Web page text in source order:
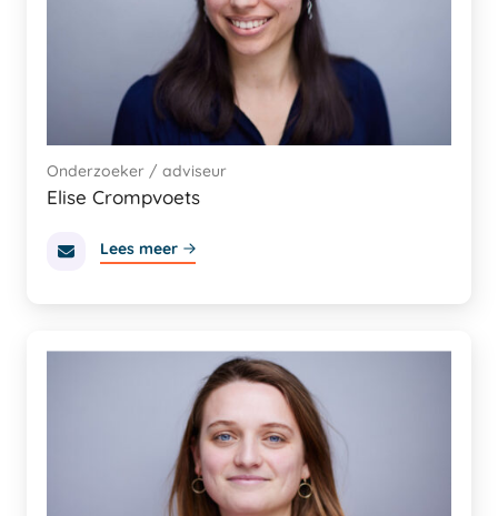
Elise Crompvoets
Onderzoeker / adviseur
Lees meer